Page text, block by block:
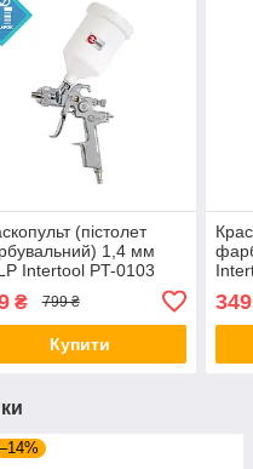
(пістолет
1,4 мм
Intertool PT-0103
₴ 799 ₴
Купити
349
–14%